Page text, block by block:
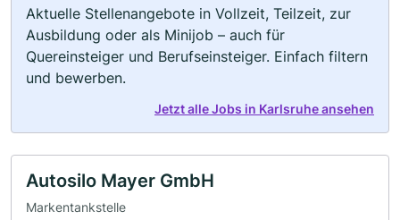
Aktuelle Stellenangebote in Vollzeit, Teilzeit, zur
Ausbildung oder als Minijob – auch für
Quereinsteiger und Berufseinsteiger. Einfach filtern
und bewerben.
Jetzt alle Jobs in Karlsruhe ansehen
Autosilo Mayer GmbH
Markentankstelle